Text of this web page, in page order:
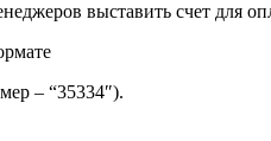
выставить счет для
– “35334″).